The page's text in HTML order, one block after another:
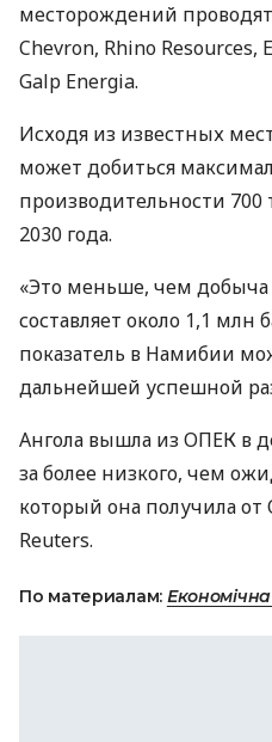
месторождений
Chevron, Rhino Resources,
Galp Energia.
Исходя из известных
может добиться
производительности 700
2030 года.
«Это меньше, чем добыча
составляет около 1,1 млн
показатель в Намибии
дальнейшей успешной
Ангола вышла из ОПЕК в
за более низкого, чем
который она получила
Reuters.
По материалам: